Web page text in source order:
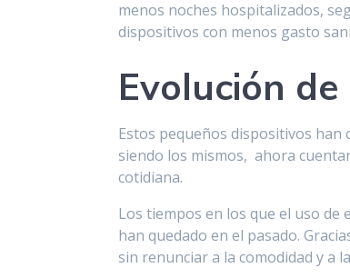
menos noches hospitalizados,
dispositivos con menos gasto
Evolución
Estos pequeños dispositivos
siendo los mismos, ahora
cotidiana.
Los tiempos en los que el uso
han quedado en el pasado.
sin renunciar a la comodidad y a